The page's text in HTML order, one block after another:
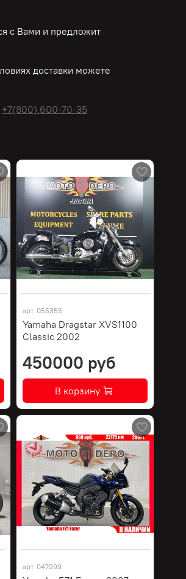
с Вами и предложит
доставки можете
+7(800) 600-70-35
арт. 055355
Yamaha Dragstar XVS1100
Classic 2002
450000 руб
В корзину
арт. 047999